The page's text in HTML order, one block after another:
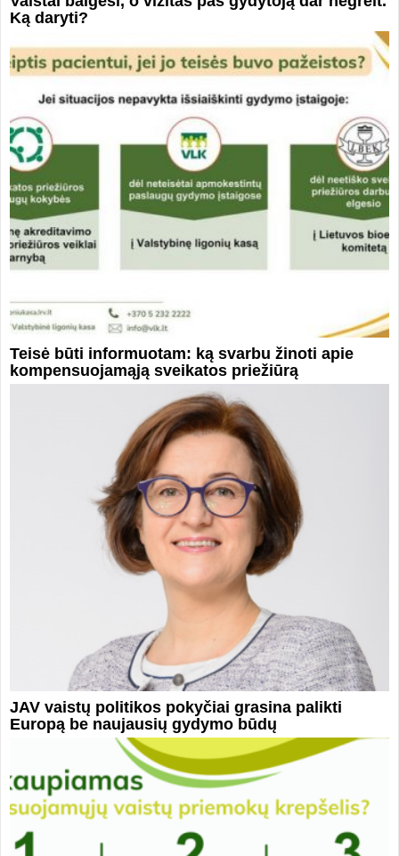
Ką daryti?
Teisė būti informuotam: ką svarbu žinoti apie
kompensuojamąją sveikatos priežiūrą
JAV vaistų politikos pokyčiai grasina palikti
Europą be naujausių gydymo būdų